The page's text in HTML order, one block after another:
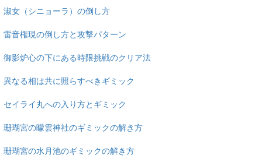
淑女（シニョーラ）の倒し方
雷音権現の倒し方と攻撃パターン
御影炉心の下にある時限挑戦のクリア法
異なる相は共に照らすべきギミック
セイライ丸への入り方とギミック
珊瑚宮の曚雲神社のギミックの解き方
珊瑚宮の水月池のギミックの解き方